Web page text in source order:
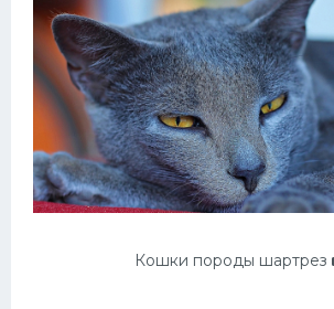
Кошки породы шартрез